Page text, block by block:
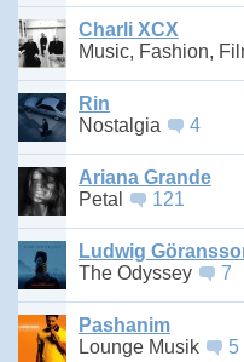
Charli XCX
Music, Fashion,
Rin
Nostalgia
4
Ariana Grande
Petal
121
Ludwig
The Odyssey
7
Pashanim
Lounge Musik
5